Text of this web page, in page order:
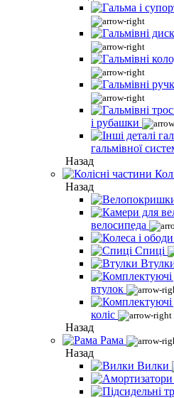
і рубашки
гальмівної
Назад
Назад
велосипеда
Спиці
втулок
коліс
Назад
Рама
Назад
Вилки